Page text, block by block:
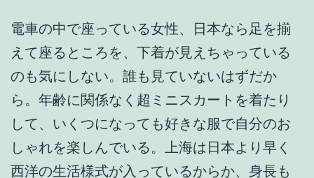
電車の中で座っている女性、日本なら足を揃
えて座るところを、下着が見えちゃっている
のも気にしない。誰も見ていないはずだか
ら。年齢に関係なく超ミニスカートを着たり
して、いくつになっても好きな服で自分のお
しゃれを楽しんでいる。上海は日本より早く
西洋の生活様式が入っているからか、身長も